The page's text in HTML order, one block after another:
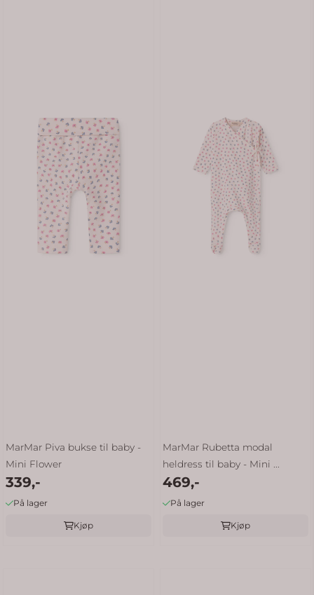
MarMar Piva bukse til baby -
Mini Flower
339,-
På lager
Kjøp
MarMar Rubetta modal
heldress til baby - Mini ...
469,-
På lager
Kjøp